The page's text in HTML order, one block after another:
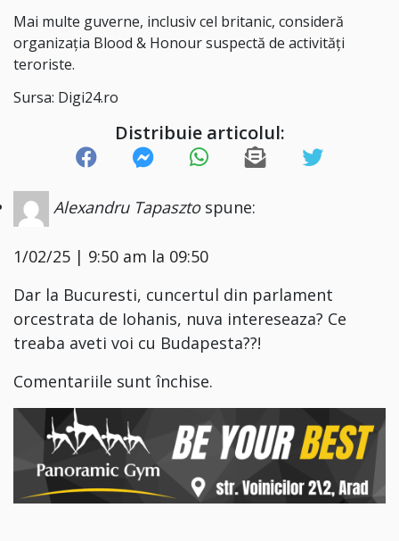
Mai multe guverne, inclusiv cel britanic, consideră
organizația Blood & Honour suspectă de activități
teroriste.
Sursa: Digi24.ro
Distribuie articolul:
Alexandru Tapaszto spune:
1/02/25 | 9:50 am la 09:50
Dar la Bucuresti, cuncertul din parlament
orcestrata de Iohanis, nuva intereseaza? Ce
treaba aveti voi cu Budapesta??!
Comentariile sunt închise.